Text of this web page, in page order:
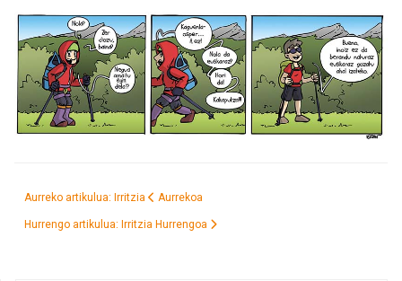
Aurreko artikulua: Irritzia
Aurrekoa
Hurrengo artikulua: Irritzia Hurrengoa